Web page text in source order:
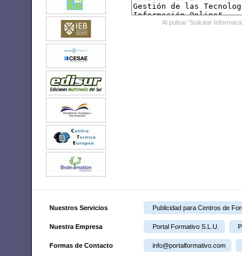
Al pulsar 'Solicitar
Nuestros Servicios Publicidad para Centros de
Nuestra Empresa Portal Formativo S.L.U.
Formas de Contacto info@portalformativo.com